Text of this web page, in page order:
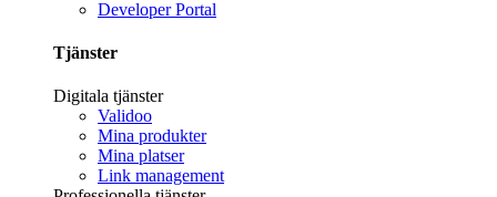
Developer Portal
Tjänster
Digitala tjänster
Validoo
Mina produkter
Mina platser
Link management